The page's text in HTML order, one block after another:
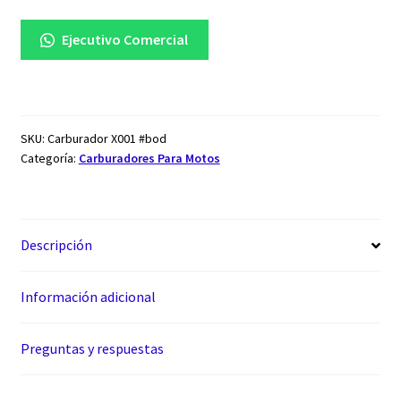
Ejecutivo Comercial
SKU: Carburador X001 #bod
Categoría: Carburadores Para Motos
Descripción
Información adicional
Preguntas y respuestas